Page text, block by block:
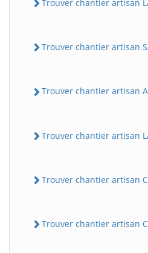
Trouver chantier artisan
Trouver chantier artisan
Trouver chantier artisan
Trouver chantier artisan
Trouver chantier artisan
Trouver chantier artisan